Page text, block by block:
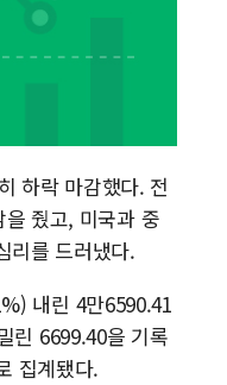
즈버즈, 상반기 매출 245억
영 의원 "거주 사용 형태에 따
] 네이버, AI탭 월간 활성 이용
공화, 韓 '개정 정통망법'에 항
쇼핑, 백화점이 이끈 반등...2
본, '투표율 조작 의혹' 서울·
그룹 펫 프렌들리 호텔 '키녹',
업계 "정부 세제개편안 환영
근 한국전광 대표, ESG경영
하락 마감했다. 전
줬고, 미국과 중
리를 드러냈다.
내린 4만6590.41
린 6699.40을 기록
집계됐다.